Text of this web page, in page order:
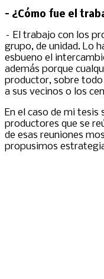
– ¿Cómo fue el
– El trabajo con los
grupo, de unidad. Lo
esbueno el
además porque
productor, sobre
a sus vecinos o los
En el caso de mi tesis
productores que se
de esas reuniones
propusimos